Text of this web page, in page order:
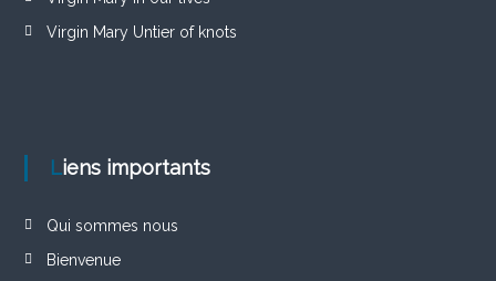
Virgin Mary Untier of knots
Liens importants
Qui sommes nous
Bienvenue